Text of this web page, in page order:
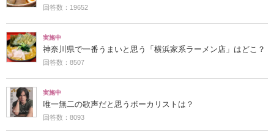
回答数：19652
実施中
神奈川県で一番うまいと思う「横浜家系ラーメン店」はどこ？
回答数：8507
実施中
唯一無二の歌声だと思うボーカリストは？
回答数：8093